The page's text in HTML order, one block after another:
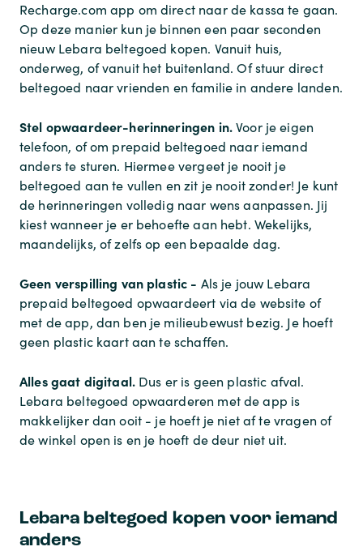
Recharge.com app om direct naar de kassa te gaan.
Op deze manier kun je binnen een paar seconden
nieuw Lebara beltegoed kopen. Vanuit huis,
onderweg, of vanuit het buitenland. Of stuur direct
beltegoed naar vrienden en familie in andere landen.
Stel opwaardeer-herinneringen in.Voor je eigen
telefoon, of om prepaid beltegoed naar iemand
anders te sturen. Hiermee vergeet je nooit je
beltegoed aan te vullen en zit je nooit zonder! Je kunt
de herinneringen volledig naar wens aanpassen. Jij
kiest wanneer je er behoefte aan hebt. Wekelijks,
maandelijks, of zelfs op een bepaalde dag.
Geen verspilling van plastic - Als je jouw Lebara
prepaid beltegoed opwaardeert via de website of
met de app, dan ben je milieubewust bezig. Je hoeft
geen plastic kaart aan te schaffen.
Alles gaat digitaal. Dus er is geen plastic afval.
Lebara beltegoed opwaarderen met de app is
makkelijker dan ooit - je hoeft je niet af te vragen of
de winkel open is en je hoeft de deur niet uit.
Lebara beltegoed kopen voor iemand
anders